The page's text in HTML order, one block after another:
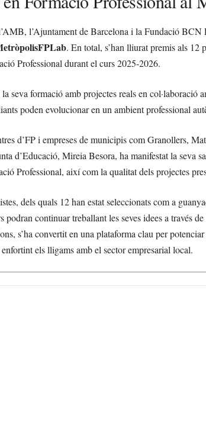
l’Ajuntament de Barcelona i la Fundació BCN
. En total, s’han lliurat premis als 12
Professional durant el curs 2025-2026.
seva formació amb projectes reals en col·laboració
poden evolucionar en un ambient professional
d’FP i empreses de municipis com Granollers,
d’Educació, Mireia Besora, ha manifestat la seva
Professional, així com la qualitat dels projectes
dels quals 12 han estat seleccionats com a
continuar treballant les seves idees a través de
s’ha convertit en una plataforma clau per
els lligams amb el sector empresarial local.